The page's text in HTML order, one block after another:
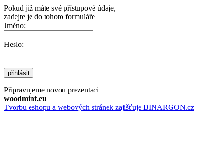
Pokud již máte své přístupové údaje,
zadejte je do tohoto formuláře
Jméno:
Heslo:
přihlásit
Připravujeme novou prezentaci
woodmint.eu
Tvorbu eshopu a webových stránek zajišťuje BINARGON.cz